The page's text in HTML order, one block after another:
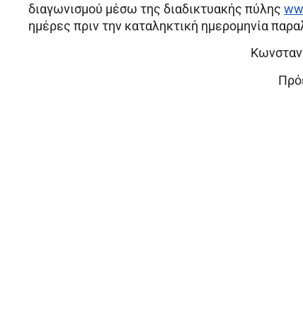
διαγωνισμού μέσω της διαδικτυακής πύλης
ημέρες πριν την καταληκτική ημερομηνία